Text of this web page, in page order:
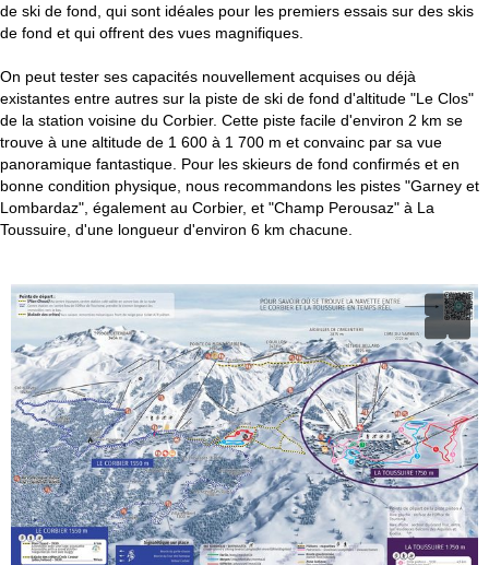
u
e
i
de ski de fond, qui sont idéales pour les premiers essais sur des skis
de fond et qui offrent des vues magnifiques.
On peut tester ses capacités nouvellement acquises ou déjà
existantes entre autres sur la piste de ski de fond d'altitude "Le Clos"
de la station voisine du Corbier. Cette piste facile d'environ 2 km se
trouve à une altitude de 1 600 à 1 700 m et convainc par sa vue
panoramique fantastique. Pour les skieurs de fond confirmés et en
bonne condition physique, nous recommandons les pistes "Garney et
Lombardaz", également au Corbier, et "Champ Perousaz" à La
Toussuire, d'une longueur d'environ 6 km chacune.